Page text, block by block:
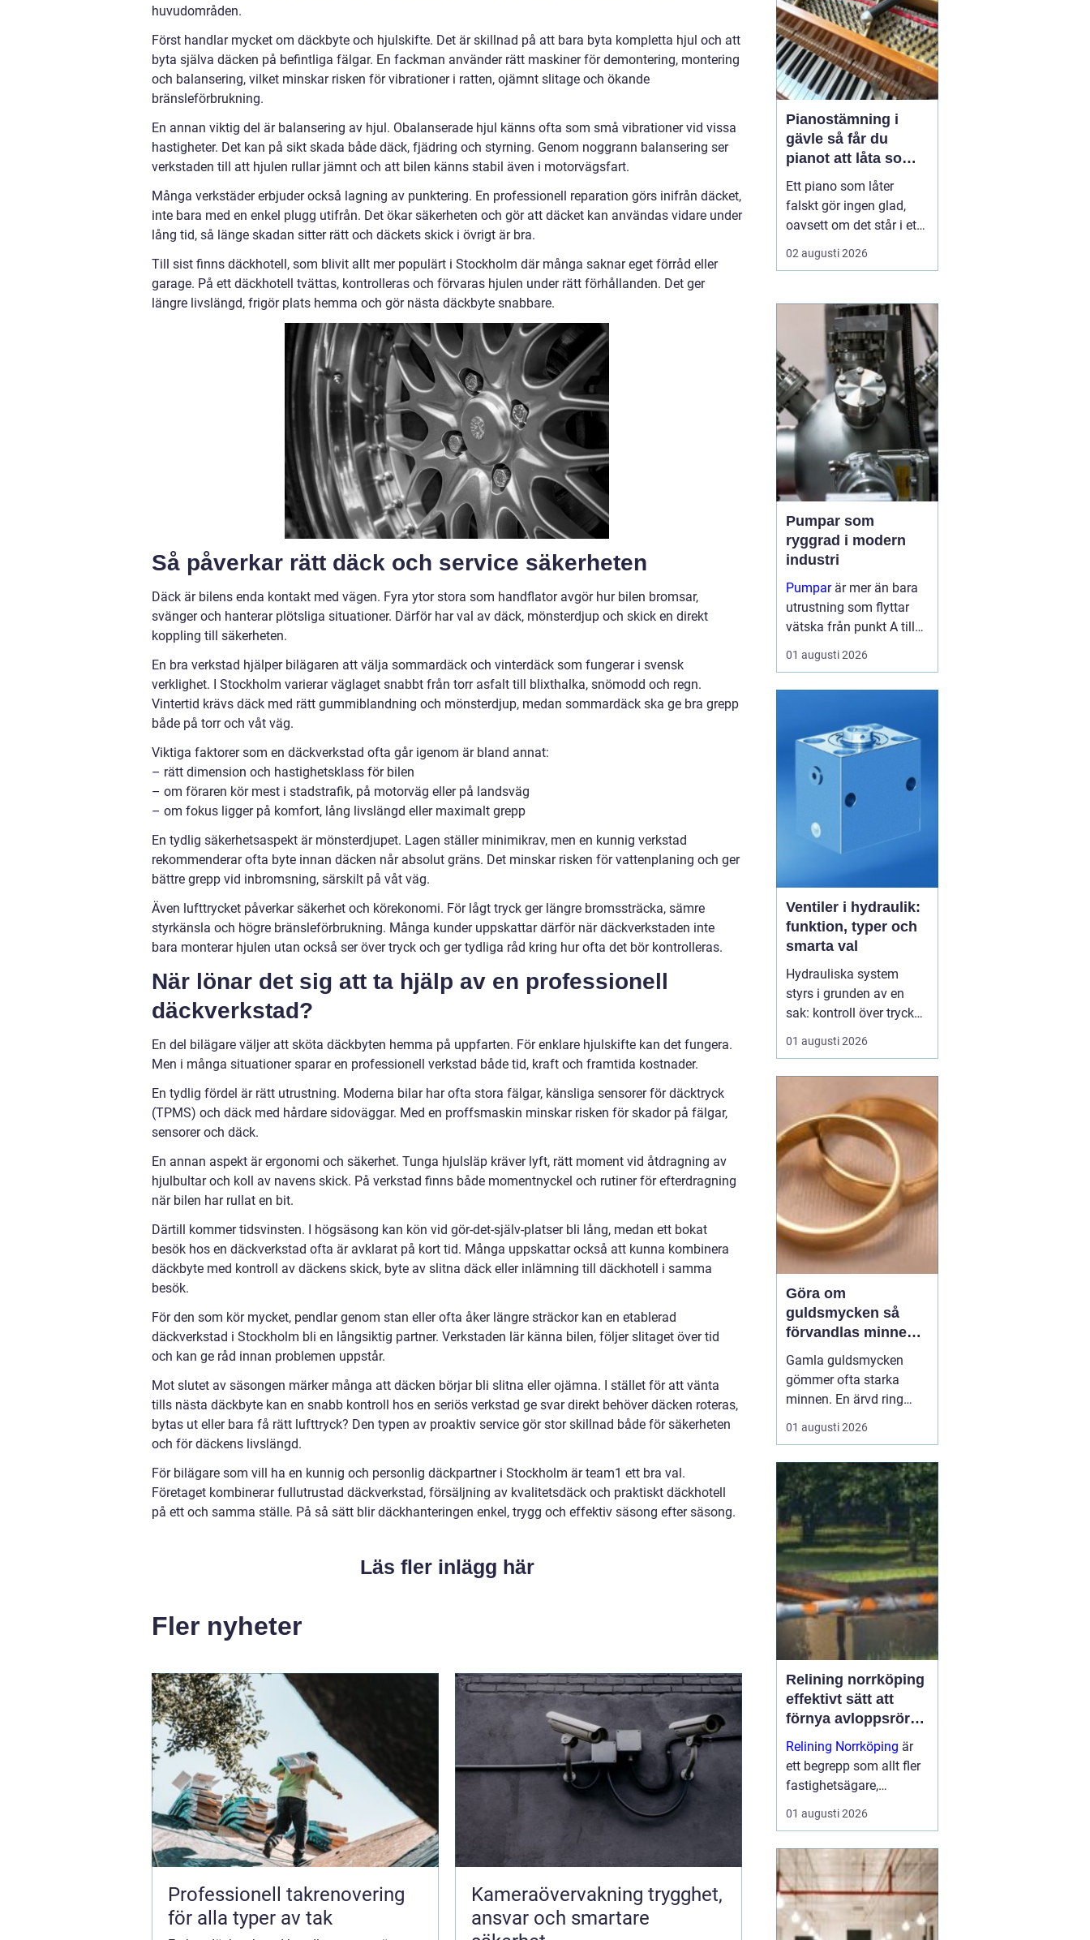
huvudområden.
Först handlar mycket om däckbyte och hjulskifte. Det är skillnad på att bara byta kompletta hjul och att
byta själva däcken på befintliga fälgar. En fackman använder rätt maskiner för demontering, montering
och balansering, vilket minskar risken för vibrationer i ratten, ojämnt slitage och ökande
bränsleförbrukning.
En annan viktig del är balansering av hjul. Obalanserade hjul känns ofta som små vibrationer vid vissa
hastigheter. Det kan på sikt skada både däck, fjädring och styrning. Genom noggrann balansering ser
verkstaden till att hjulen rullar jämnt och att bilen känns stabil även i motorvägsfart.
Många verkstäder erbjuder också lagning av punktering. En professionell reparation görs inifrån däcket,
inte bara med en enkel plugg utifrån. Det ökar säkerheten och gör att däcket kan användas vidare under
lång tid, så länge skadan sitter rätt och däckets skick i övrigt är bra.
Till sist finns däckhotell, som blivit allt mer populärt i Stockholm där många saknar eget förråd eller
garage. På ett däckhotell tvättas, kontrolleras och förvaras hjulen under rätt förhållanden. Det ger
längre livslängd, frigör plats hemma och gör nästa däckbyte snabbare.
Så påverkar rätt däck och service säkerheten
Däck är bilens enda kontakt med vägen. Fyra ytor stora som handflator avgör hur bilen bromsar,
svänger och hanterar plötsliga situationer. Därför har val av däck, mönsterdjup och skick en direkt
koppling till säkerheten.
En bra verkstad hjälper bilägaren att välja sommardäck och vinterdäck som fungerar i svensk
verklighet. I Stockholm varierar väglaget snabbt från torr asfalt till blixthalka, snömodd och regn.
Vintertid krävs däck med rätt gummiblandning och mönsterdjup, medan sommardäck ska ge bra grepp
både på torr och våt väg.
Viktiga faktorer som en däckverkstad ofta går igenom är bland annat:
– rätt dimension och hastighetsklass för bilen
– om föraren kör mest i stadstrafik, på motorväg eller på landsväg
– om fokus ligger på komfort, lång livslängd eller maximalt grepp
En tydlig säkerhetsaspekt är mönsterdjupet. Lagen ställer minimikrav, men en kunnig verkstad
rekommenderar ofta byte innan däcken når absolut gräns. Det minskar risken för vattenplaning och ger
bättre grepp vid inbromsning, särskilt på våt väg.
Även lufttrycket påverkar säkerhet och körekonomi. För lågt tryck ger längre bromssträcka, sämre
styrkänsla och högre bränsleförbrukning. Många kunder uppskattar därför när däckverkstaden inte
bara monterar hjulen utan också ser över tryck och ger tydliga råd kring hur ofta det bör kontrolleras.
När lönar det sig att ta hjälp av en professionell
däckverkstad?
En del bilägare väljer att sköta däckbyten hemma på uppfarten. För enklare hjulskifte kan det fungera.
Men i många situationer sparar en professionell verkstad både tid, kraft och framtida kostnader.
En tydlig fördel är rätt utrustning. Moderna bilar har ofta stora fälgar, känsliga sensorer för däcktryck
(TPMS) och däck med hårdare sidoväggar. Med en proffsmaskin minskar risken för skador på fälgar,
sensorer och däck.
En annan aspekt är ergonomi och säkerhet. Tunga hjulsläp kräver lyft, rätt moment vid åtdragning av
hjulbultar och koll av navens skick. På verkstad finns både momentnyckel och rutiner för efterdragning
när bilen har rullat en bit.
Därtill kommer tidsvinsten. I högsäsong kan kön vid gör-det-själv-platser bli lång, medan ett bokat
besök hos en däckverkstad ofta är avklarat på kort tid. Många uppskattar också att kunna kombinera
däckbyte med kontroll av däckens skick, byte av slitna däck eller inlämning till däckhotell i samma
besök.
För den som kör mycket, pendlar genom stan eller ofta åker längre sträckor kan en etablerad
däckverkstad i Stockholm bli en långsiktig partner. Verkstaden lär känna bilen, följer slitaget över tid
och kan ge råd innan problemen uppstår.
Mot slutet av säsongen märker många att däcken börjar bli slitna eller ojämna. I stället för att vänta
tills nästa däckbyte kan en snabb kontroll hos en seriös verkstad ge svar direkt behöver däcken roteras,
bytas ut eller bara få rätt lufttryck? Den typen av proaktiv service gör stor skillnad både för säkerheten
och för däckens livslängd.
För bilägare som vill ha en kunnig och personlig däckpartner i Stockholm är team1 ett bra val.
Företaget kombinerar fullutrustad däckverkstad, försäljning av kvalitetsdäck och praktiskt däckhotell
på ett och samma ställe. På så sätt blir däckhanteringen enkel, trygg och effektiv säsong efter säsong.
Läs fler inlägg här
Fler nyheter
Professionell takrenovering
för alla typer av tak
Kameraövervakning trygghet,
ansvar och smartare
Pianostämning i
gävle så får du
pianot att låta som
det ska
Ett piano som låter
falskt gör ingen glad,
oavsett om det står i ett
vardagsrum i Gävle eller
på en mindre scen. När
tappar både spelglädjen
och musiken sin skärpa.
Samtidigt är pianot ett
ganska tåligt instrument,
som med regelbu...
02 augusti 2026
Pumpar som
ryggrad i modern
industri
Pumparär mer än bara
utrustning som flyttar
vätska från punkt A till
punkt B. I många
fabriker är de lika viktiga
01 augusti 2026
Ventiler i hydraulik:
funktion, typer och
smarta val
Hydrauliska system
styrs i grunden av en
sak: kontroll över tryck
och flöde. I centrum står
Ventiler
håll och med vilket tryck.
Utan rätt ventiler blir
även den m...
01 augusti 2026
Göra om
guldsmycken så
förvandlas minnen
till nya favoriter
Gamla guldsmycken
gömmer ofta starka
minnen. En ärvd ring
som inte passar, ett
armband som gått
som inte längre
används. I stället för att
låta smyckena ligga
längst bak i
smyckeskrinet kan en
guldsmed förvandla
dem till nå...
01 augusti 2026
Relining norrköping
effektivt sätt att
förnya avloppsrör
utan stambyte
Relining Norrköping är
ett begrepp som allt fler
fastighetsägare,
bostadsrättsföreningar
och villaägare i området
för. Metoden gör det
möjligt att förlänga
livslängden på gam...
01 augusti 2026